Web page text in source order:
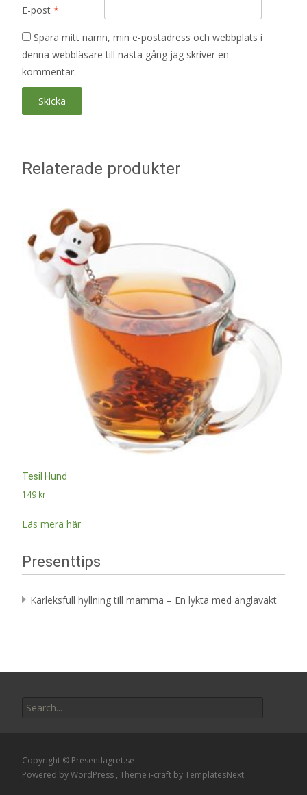
E-post *
Spara mitt namn, min e-postadress och webbplats i
denna webbläsare till nästa gång jag skriver en
kommentar.
Relaterade produkter
Tesil Hund
149 kr
Läs mera här
Presenttips
Kärleksfull hyllning till mamma – En lykta med änglavakt
for:
Copyright © Presentlagret.se
Powered by WordPress , Theme i-craft by TemplatesNext.